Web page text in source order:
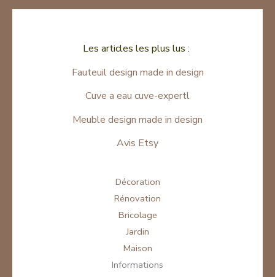
Les articles les plus lus :
Fauteuil design made in design
Cuve a eau cuve-expertl
Meuble design made in design
Avis Etsy
Décoration
Rénovation
Bricolage
Jardin
Maison
Informations